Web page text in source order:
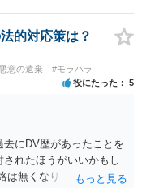
担当の弁護士とよく相談
的対応策は？
意の遺棄 #モラハラ
役にたった 5
にDV歴があったことを
れたほうがいいかもし
は無くなりますので、ご